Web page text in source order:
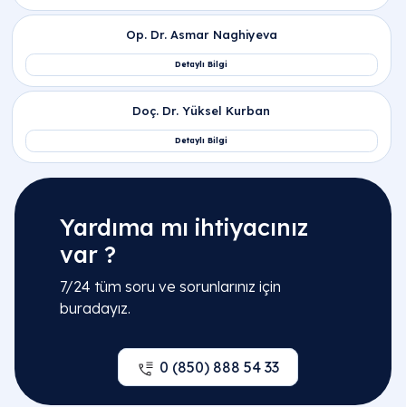
İlgili Bölümler
Jinekoloji | Kadın Doğum Hastalıkları
İlgili Hekimler
Detaylı Bilgi
Op. Dr. Khayala Aliyeva
Yardıma mı ihtiyacınız
var ?
7/24 tüm soru ve sorunlarınız için
buradayız.
0 (850) 888 54 33